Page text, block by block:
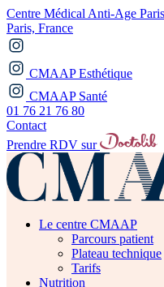
Centre Médical Anti-Age
Paris, France
CMAAP Esthétique
CMAAP Santé
01 76 21 76 80
Contact
Prendre RDV sur
Le centre CMAAP
Parcours patient
Plateau technique
Tarifs
Nutrition